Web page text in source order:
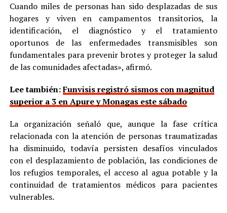
Cuando miles de personas han sido desplazadas de sus
hogares y viven en campamentos transitorios, la
identificación, el diagnóstico y el tratamiento
oportunos de las enfermedades transmisibles son
fundamentales para prevenir brotes y proteger la salud
de las comunidades afectadas», afirmó.
Lee también:Funvisis registró sismos con magnitud
superior a 3 en Apure y Monagas este sábado
La organización señaló que, aunque la fase crítica
relacionada con la atención de personas traumatizadas
ha disminuido, todavía persisten desafíos vinculados
con el desplazamiento de población, las condiciones de
los refugios temporales, el acceso al agua potable y la
continuidad de tratamientos médicos para pacientes
vulnerables.